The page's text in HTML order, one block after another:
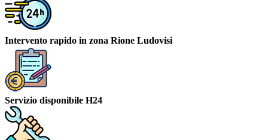
Intervento rapido in zona Rione Ludovisi
Servizio disponibile H24